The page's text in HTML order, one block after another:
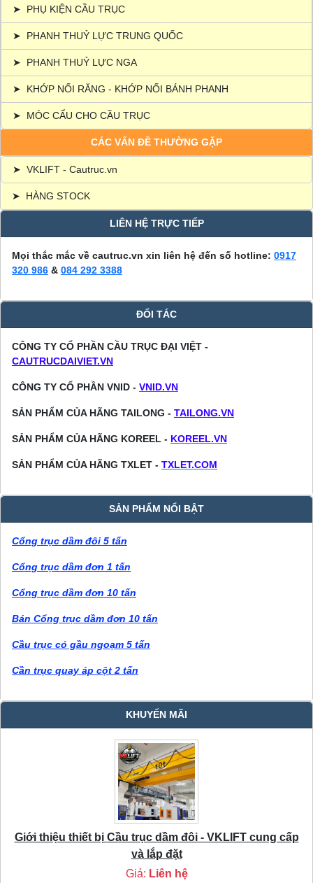
➤ PHỤ KIỆN CẦU TRỤC
➤ PHANH THUỶ LỰC TRUNG QUỐC
➤ PHANH THUỶ LỰC NGA
➤ KHỚP NỐI RĂNG - KHỚP NỐI BÁNH PHANH
➤ MÓC CẨU CHO CẦU TRỤC
CÁC VẤN ĐỀ THƯỜNG GẶP
➤ VKLIFT - Cautruc.vn
➤ HÀNG STOCK
LIÊN HỆ TRỰC TIẾP
Mọi thắc mắc về cautruc.vn xin liên hệ đến số hotline: 0917
320 986 & 084 292 3388
ĐỐI TÁC
CÔNG TY CỔ PHẦN CẦU TRỤC ĐẠI VIỆT -
CAUTRUCDAIVIET.VN
CÔNG TY CỔ PHẦN VNID - VNID.VN
SẢN PHẨM CỦA HÃNG TAILONG - TAILONG.VN
SẢN PHẨM CỦA HÃNG KOREEL - KOREEL.VN
SẢN PHẨM CỦA HÃNG TXLET - TXLET.COM
SẢN PHẨM NỔI BẬT
Cổng trục dầm đôi 5 tấn
Cổng trục dầm đơn 1 tấn
Cổng trục dầm đơn 10 tấn
Bán Cổng trục dầm đơn 10 tấn
Cầu trục có gầu ngoạm 5 tấn
Cần trục quay áp cột 2 tấn
KHUYẾN MÃI
Giới thiệu thiết bị Cầu trục dầm đôi - VKLIFT cung cấp
và lắp đặt
Giá: Liên hệ